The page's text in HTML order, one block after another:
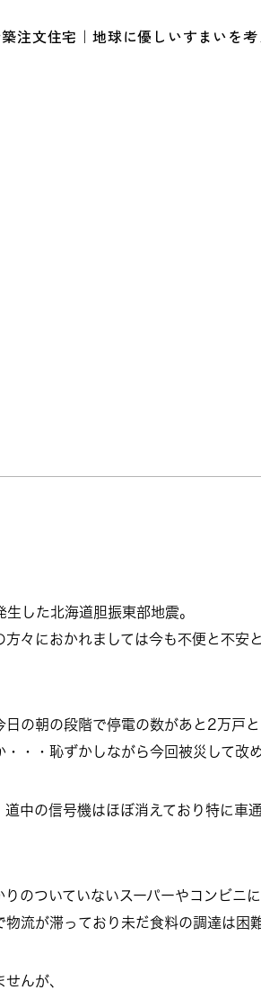
注文住宅｜地球に優しいすまいを考
した北海道胆振東部地震。
々におかれましては今も不便と不安
の朝の段階で停電の数があと2万戸
・・恥ずかしながら今回被災して改
中の信号機はほぼ消えており特に車
のついていないスーパーやコンビニ
流が滞っており未だ食料の調達は困
んが、